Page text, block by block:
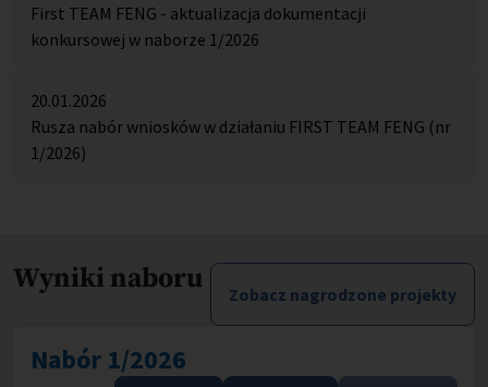
First TEAM FENG - aktualizacja dokumentacji
konkursowej w naborze 1/2026
20.01.2026
Rusza nabór wniosków w działaniu FIRST TEAM FENG (nr
1/2026)
Wyniki naboru Zobacz nagrodzone projekty
Nabór 1/2026